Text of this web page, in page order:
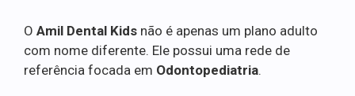
O Amil Dental Kids não é apenas um plano adulto
com nome diferente. Ele possui uma rede de
referência focada em Odontopediatria.